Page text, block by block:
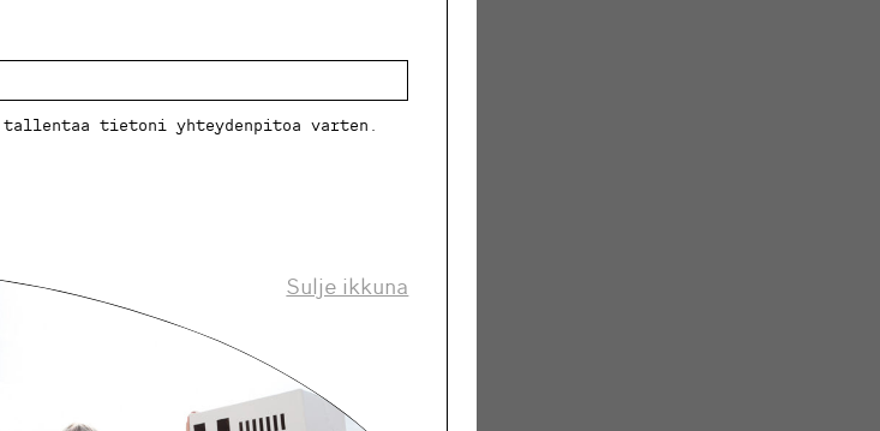
Helsinki
galleria
esitystekniikka, keittiö ja 150
tallentaa tietoni yhteydenpitoa varten.
Sulje ikkuna